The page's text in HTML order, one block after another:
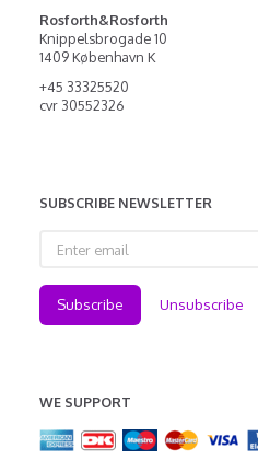
Rosforth&Rosforth
Knippelsbrogade 10
1409 København K
+45 33325520
cvr 30552326
SUBSCRIBE NEWSLETTER
email
Subscribe Unsubscribe
WE SUPPORT